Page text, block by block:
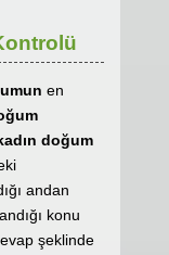
en
doğum
andan
konu
şeklinde